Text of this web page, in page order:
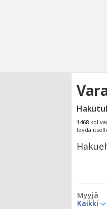
1468 kpl
löydä
Myyjä
Kaikki